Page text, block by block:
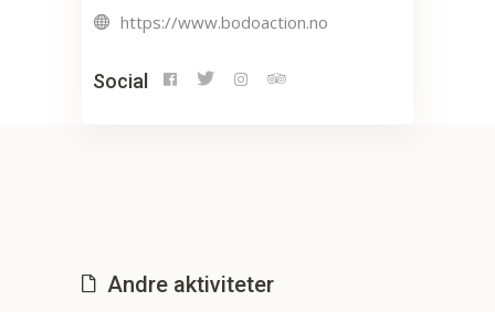
https://www.bodoaction.no
Social
Andre aktiviteter